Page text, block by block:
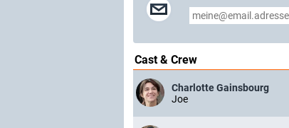
Cast & Crew
Charlotte Gainsbourg
Joe